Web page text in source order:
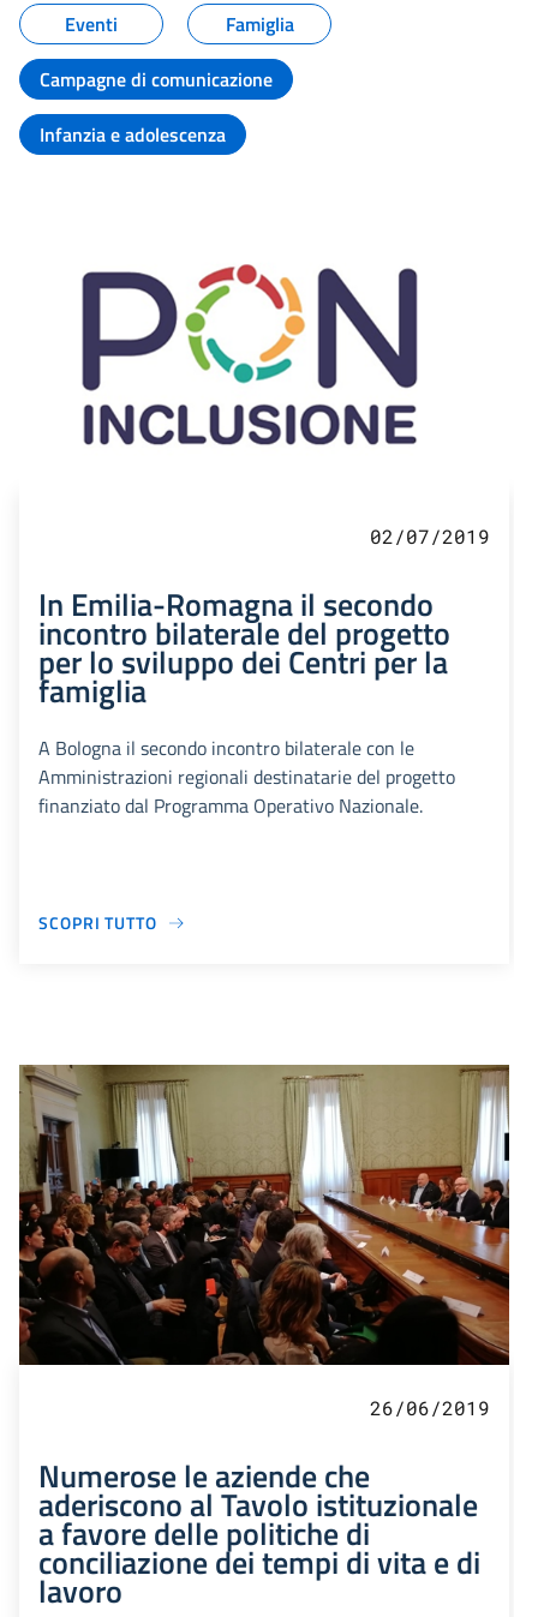
Eventi
Famiglia
Campagne di comunicazione
Infanzia e adolescenza
02/07/2019
In Emilia-Romagna il secondo
incontro bilaterale del progetto
per lo sviluppo dei Centri per la
famiglia
A Bologna il secondo incontro bilaterale con le
Amministrazioni regionali destinatarie del progetto
finanziato dal Programma Operativo Nazionale.
SCOPRI TUTTO
26/06/2019
Numerose le aziende che
aderiscono al Tavolo istituzionale
a favore delle politiche di
conciliazione dei tempi di vita e di
lavoro